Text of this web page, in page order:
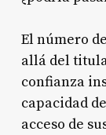
El número
allá del
confianza
capacidad
acceso de